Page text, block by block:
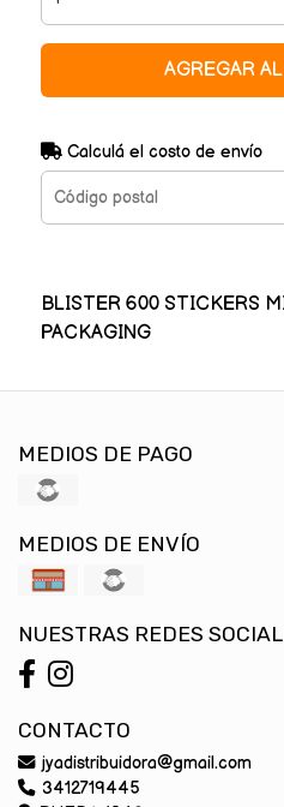
AGREGAR
Calculá el costo de envío
BLISTER 600 STICKERS
PACKAGING
MEDIOS DE PAGO
MEDIOS DE ENVÍO
NUESTRAS REDES
CONTACTO
jyadistribuidora@gmail.com
3412719445